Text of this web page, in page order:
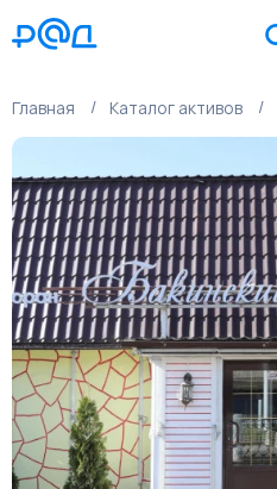
Главная Каталог активов